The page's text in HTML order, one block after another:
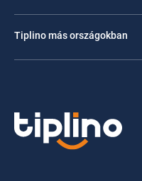
Tiplino más országokban